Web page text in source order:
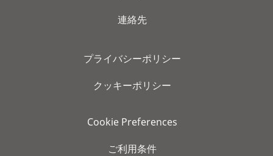
連絡先
プライバシーポリシー
クッキーポリシー
Cookie Preferences
ご利用条件